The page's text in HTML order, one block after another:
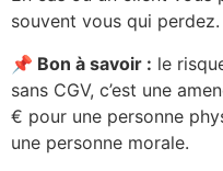
souvent vous qui perdez.
📌 Bon à savoir : le
sans CGV, c’est une
€ pour une personne
une personne morale.